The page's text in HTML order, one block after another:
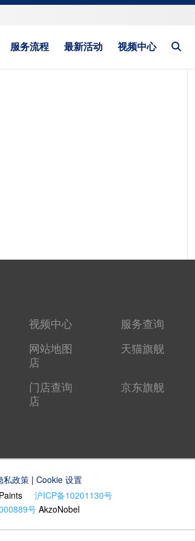
服务流程 最新活动 视频中心
视频中心
服务查询
网站地图
天猫旗舰
店
门店查询
京东旗舰
店
私政策| Cookie 设置
Paints 沪ICP备10201130号
号 AkzoNobel